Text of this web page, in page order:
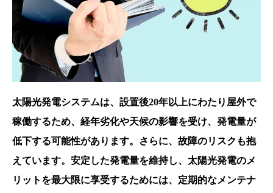
太陽光発電システムは、設置後20年以上にわたり屋外で
稼働するため、経年劣化や天候の影響を受け、発電量が
低下する可能性があります。さらに、故障のリスクも抱
えています。安定した発電量を維持し、太陽光発電のメ
リットを最大限に享受するためには、定期的なメンテナ